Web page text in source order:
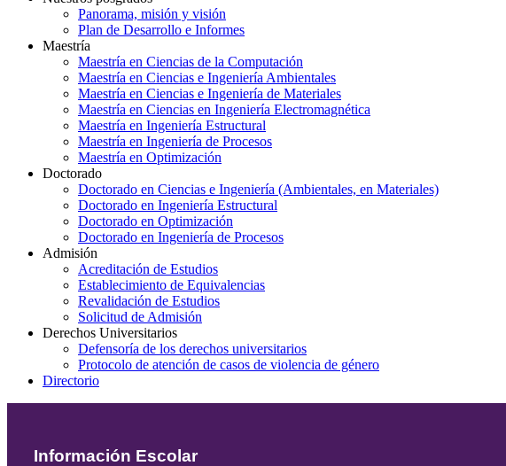
Panorama, misión y visión
Plan de Desarrollo e Informes
Maestría
Maestría en Ciencias de la Computación
Maestría en Ciencias e Ingeniería Ambientales
Maestría en Ciencias e Ingeniería de Materiales
Maestría en Ciencias en Ingeniería Electromagnética
Maestría en Ingeniería Estructural
Maestría en Ingeniería de Procesos
Maestría en Optimización
Doctorado
Doctorado en Ciencias e Ingeniería (Ambientales, en Materiales)
Doctorado en Ingeniería Estructural
Doctorado en Optimización
Doctorado en Ingeniería de Procesos
Admisión
Acreditación de Estudios
Establecimiento de Equivalencias
Revalidación de Estudios
Solicitud de Admisión
Derechos Universitarios
Defensoría de los derechos universitarios
Protocolo de atención de casos de violencia de género
Directorio
Información Escolar